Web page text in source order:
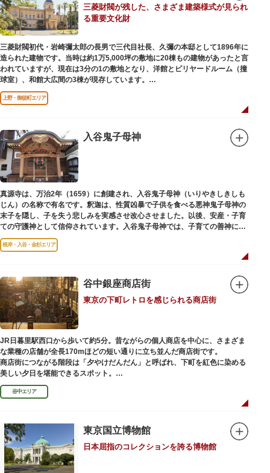
後は、オープンカフェでほっと一息つくのもおすすめです。
隅田川にかかる橋々も、それぞれ特徴的な形をしていて見応えは抜群。せっ
かくなら水上バスに乗船して、優雅に観察してみてはいかがでしょうか。
三菱財閥が残した、さまざま建築様式が見られ
る重要文化財
三菱財閥初代・岩崎彌太郎の長男で三代目社長、久彌の本邸として1896年に
造られた建物です。当時は約1万5,000坪の敷地に20棟もの建物があったと言
われていますが、現在は3分の1の敷地となり、洋館とビリヤードルーム（撞
球室）、和館大広間の3棟が現存しています。
【洋館】
鹿鳴館の建築家として知られるジョサイア・コンドルによって設計された西
ています。
【撞球室】
当時の日本では非常に珍しいスイスの山小屋風の撞球室（ビリヤード場）
で、洋館から地下道でつながっています。通常は非公開ですが、毎月15日
（10月のみ10/16）に先着順で限定公開されています。
【和館大広間】
洋館に併置された名棟 梁大河喜十郎の手によるものと伝えられている書院造
りの和館で、当時は550坪に及ぶ洋館を遥かにしのぐ規模でしたが、現在は
冠婚葬祭などに使われていた大広間の1棟だけが残っています。
を一部踏襲している広大な庭は、建築様式同様に和洋併置式とされ、「芝
庭」をもつ近代庭園の初期の形を残しています。江戸時代の石碑や手水鉢、
庭石などが見られ、煉瓦塀を含めた敷地全体が重要文化財に指定されていま
す。
上野・御徒町エリア
入谷鬼子母神
真源寺は、万治2年（1659）に創建され、入谷鬼子母神（いりやきしきしも
じん）の名称で有名です。釈迦は、性質凶暴で子供を食べる悪神鬼子母神の
末子を隠し、子を失う悲しみを実感させ改心させました。以後、安産・子育
ての守護神として信仰されています。入谷鬼子母神では、子育ての善神にな
った由来からツノのない「おに」の文字を使っています。
根岸・入谷・金杉エリア
谷中銀座商店街
東京の下町レトロを感じられる商店街
JR日暮里駅西口から歩いて約5分。昔ながらの個人商店を中心に、さまざま
な業種の店舗が全長170mほどの短い通りに立ち並んだ商店街です。
商店街につながる階段は「夕やけだんだん」と呼ばれ、下町を紅色に染める
美しい夕日を堪能できるスポット。
谷中銀座商店街は1945年頃に自然発生的に生まれ、現在の近隣型商店街へと
発展。昭和の懐かしい商店街の景観を見ることができます。東京の下町レト
観光客が訪れ、買い物や散策を楽しんでいます。
谷中エリア
東京国立博物館
日本屈指のコレクションを誇る博物館